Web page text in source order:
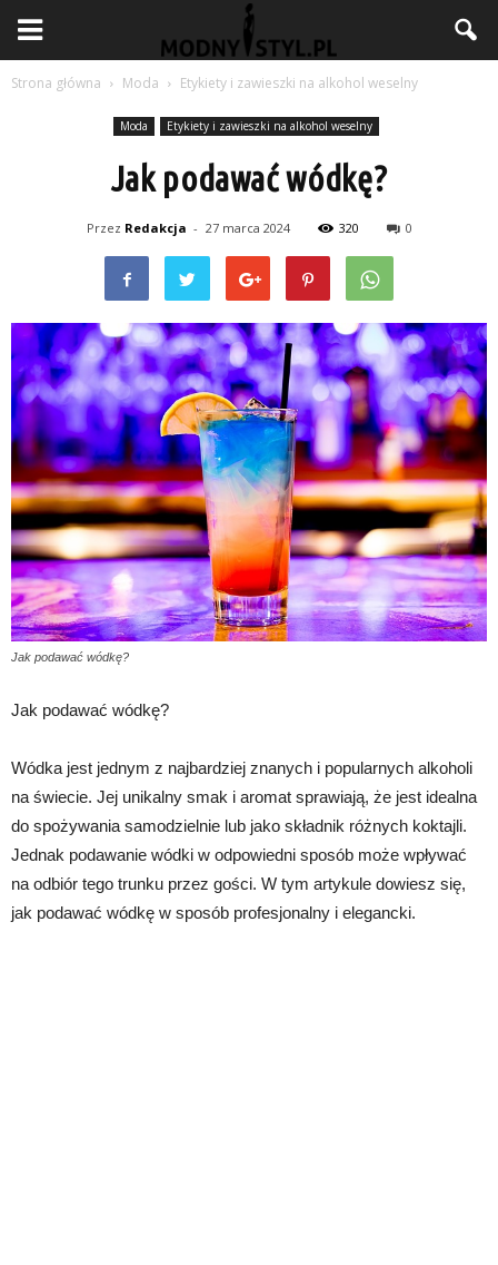
Strona główna Moda Etykiety i zawieszki na alkohol weselny
Moda Etykiety i zawieszki na alkohol weselny
Jak podawać wódkę?
Przez Redakcja - 27 marca 2024 320 0
Jak podawać wódkę?
Jak podawać wódkę?
Wódka jest jednym z najbardziej znanych i popularnych alkoholi
na świecie. Jej unikalny smak i aromat sprawiają, że jest idealna
do spożywania samodzielnie lub jako składnik różnych koktajli.
Jednak podawanie wódki w odpowiedni sposób może wpływać
na odbiór tego trunku przez gości. W tym artykule dowiesz się,
jak podawać wódkę w sposób profesjonalny i elegancki.